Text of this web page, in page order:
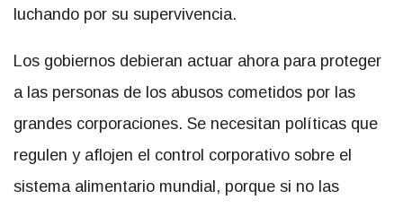
luchando por su supervivencia.
Los gobiernos debieran actuar ahora para proteger
a las personas de los abusos cometidos por las
grandes corporaciones. Se necesitan políticas que
regulen y aflojen el control corporativo sobre el
sistema alimentario mundial, porque si no las